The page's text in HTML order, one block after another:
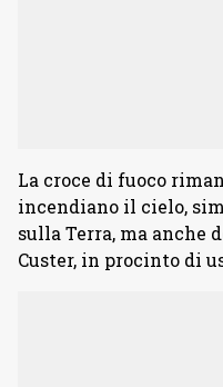
La croce di fuoco
incendiano il cielo,
sulla Terra, ma anche
Custer, in procinto di